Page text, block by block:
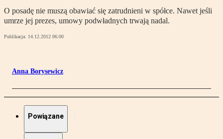
O posadę nie muszą obawiać się zatrudnieni w spółce. Nawet jeśli
umrze jej prezes, umowy podwładnych trwają nadal.
Publikacja: 14.12.2012 06:00
Anna Borysewicz
Powiązane